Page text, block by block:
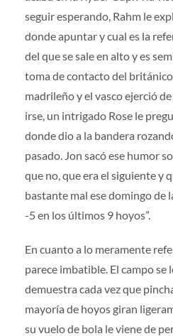
seguir esperando, Rahm le
donde apuntar y cual es la
del que se sale en alto y es
toma de contacto del
madrileño y el vasco ejerció
irse, un intrigado Rose le
donde dio a la bandera
pasado. Jon sacó ese humor
que no, que era el siguiente y
bastante mal ese domingo de
-5 en los últimos 9 hoyos”.
En cuanto a lo meramente
parece imbatible. El campo se
demuestra cada vez que
mayoría de hoyos giran
su vuelo de bola le viene de